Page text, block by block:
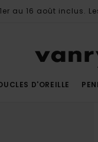
au 16 août inclus.
D'OREILLE